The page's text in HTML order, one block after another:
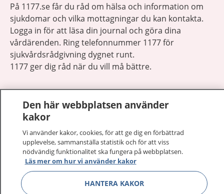
På 1177.se får du råd om hälsa och information om
sjukdomar och vilka mottagningar du kan kontakta.
Logga in för att läsa din journal och göra dina
vårdärenden. Ring telefonnummer 1177 för
sjukvårdsrådgivning dygnet runt.
1177 ger dig råd när du vill må bättre.
1177 på flera språk
Om 1177
Kontakt Visa
Den här webbplatsen använder
kakor
Vi använder kakor, cookies, för att ge dig en förbättrad
upplevelse, sammanställa statistik och för att viss
nödvändig funktionalitet ska fungera på webbplatsen.
Läs mer om hur vi använder kakor
HANTERA KAKOR